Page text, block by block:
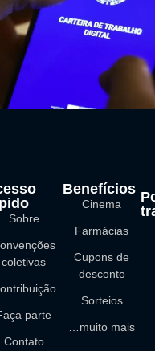
Sobre
coletivas
parte
Contato
Benefícios
Cinema
Farmácias
Cupons de
desconto
Sorteios
…muito mais